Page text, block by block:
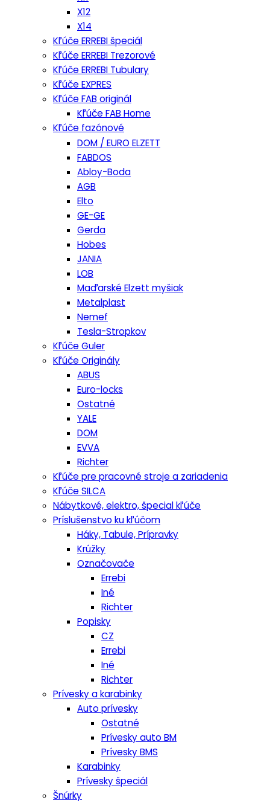
X12
X14
Kľúče ERREBI špeciál
Kľúče ERREBI Trezorové
Kľúče ERREBI Tubulary
Kľúče EXPRES
Kľúče FAB originál
Kľúče FAB Home
Kľúče fazónové
DOM / EURO ELZETT
FABDOS
Abloy-Boda
AGB
Elto
GE-GE
Gerda
Hobes
JANIA
LOB
Maďarské Elzett myšiak
Metalplast
Nemef
Tesla-Stropkov
Kľúče Guler
Kľúče Originály
ABUS
Euro-locks
Ostatné
YALE
DOM
EVVA
Richter
Kľúče pre pracovné stroje a zariadenia
Kľúče SILCA
Nábytkové, elektro, špecial kľúče
Príslušenstvo ku kľúčom
Háky, Tabule, Prípravky
Krúžky
Označovače
Errebi
Iné
Richter
Popisky
CZ
Errebi
Iné
Richter
Prívesky a karabinky
Auto prívesky
Ostatné
Prívesky auto BM
Prívesky BMS
Karabinky
Prívesky špeciál
Šnúrky